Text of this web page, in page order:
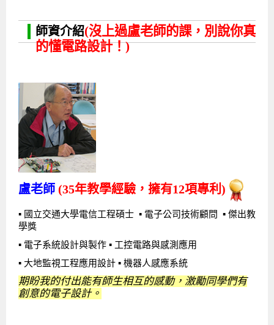
師資介紹(沒上過盧老師的課，別說你真
的懂電路設計！)
盧老師 (35年教學經驗，擁有12項專利)
▪ 國立交通大學電信工程碩士 ▪ 電子公司技術顧問 ▪ 傑出教
學獎
▪ 電子系統設計與製作 ▪ 工控電路與感測應用
▪ 大地監視工程應用設計 ▪ 機器人感應系統
期盼我的付出能有師生相互的感動，激勵同學們有
創意的電子設計。